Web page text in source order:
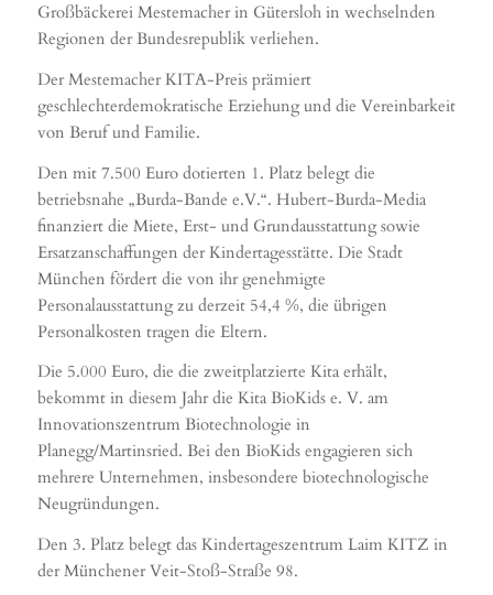
Großbäckerei Mestemacher in Gütersloh in wechselnden
Regionen der Bundesrepublik verliehen.
Der Mestemacher KITA-Preis prämiert
geschlechterdemokratische Erziehung und die Vereinbarkeit
von Beruf und Familie.
Den mit 7.500 Euro dotierten 1. Platz belegt die
betriebsnahe „Burda-Bande e.V.“. Hubert-Burda-Media
finanziert die Miete, Erst- und Grundausstattung sowie
Ersatzanschaffungen der Kindertagesstätte. Die Stadt
München fördert die von ihr genehmigte
Personalausstattung zu derzeit 54,4 %, die übrigen
Personalkosten tragen die Eltern.
Die 5.000 Euro, die die zweitplatzierte Kita erhält,
bekommt in diesem Jahr die Kita BioKids e. V. am
Innovationszentrum Biotechnologie in
Planegg/Martinsried. Bei den BioKids engagieren sich
mehrere Unternehmen, insbesondere biotechnologische
Neugründungen.
Den 3. Platz belegt das Kindertageszentrum Laim KITZ in
der Münchener Veit-Stoß-Straße 98.